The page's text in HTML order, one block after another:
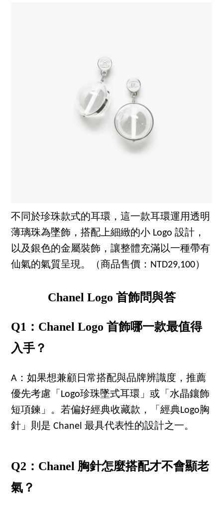
不同於珍珠款式的耳環，這一款耳環運用透明
薄璃珠為墜飾，搭配上細緻的小 Logo 設計，
以及銀色的金屬裝飾，讓整體充滿以一種帶有
仙氣的氣質呈現。（商品售價：NTD29,100）
Chanel Logo 首飾問與答
Q1：Chanel Logo 首飾哪一款最值得
入手？
A：如果想兼顧日常搭配與品牌辨識度，推薦
優先考慮「Logo珍珠墜式耳環」或「水晶鑲飾
短項鍊」。若偏好經典收藏款，「經典Logo胸
針」則是 Chanel 最具代表性的設計之一。
Q2：Chanel 胸針怎麼搭配才不會顯老
氣？